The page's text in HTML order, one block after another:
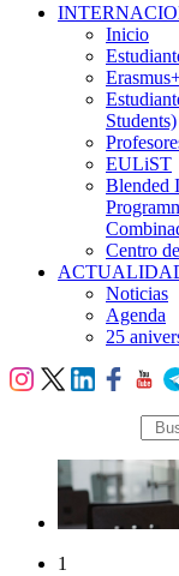
Inicio
Students)
EULiST
Blended
Centro
Noticias
Agenda
25
1